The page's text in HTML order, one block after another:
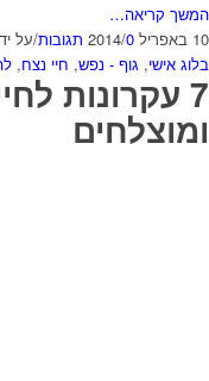
המשך קריאה…
10 באפריל 2014
/0 תגובות /על
בלוג אישי, גוף - נפש, חיי נצח,
7 עקרונות
ומוצלחים